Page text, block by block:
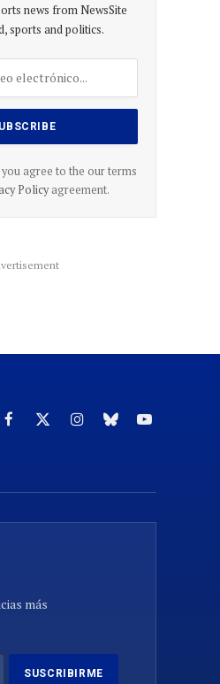
news from NewsSite
sports and politics.
you agree to the our terms
Policyagreement.
Facebook
X
Instagram
Cielo YouTube
más